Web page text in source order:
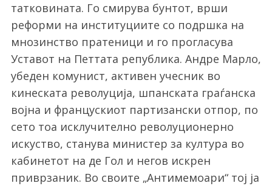
татковината. Го смирува бунтот, врши
реформи на институциите со подршка на
мнозинство пратеници и го прогласува
Уставот на Петтата република. Андре Марло,
убеден комунист, активен учесник во
кинеската револуција, шпанската граѓанска
војна и францускиот партизански отпор, по
сето тоа исклучително револуционерно
искуство, станува министер за култура во
кабинетот на де Гол и негов искрен
приврзаник. Во своите „Антимемоари“ тој ја
S
e
a
r
h
f
o
r